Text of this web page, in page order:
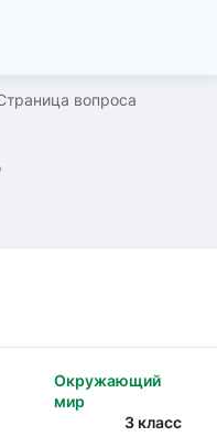
вопроса
Окружающий
мир
3 класс